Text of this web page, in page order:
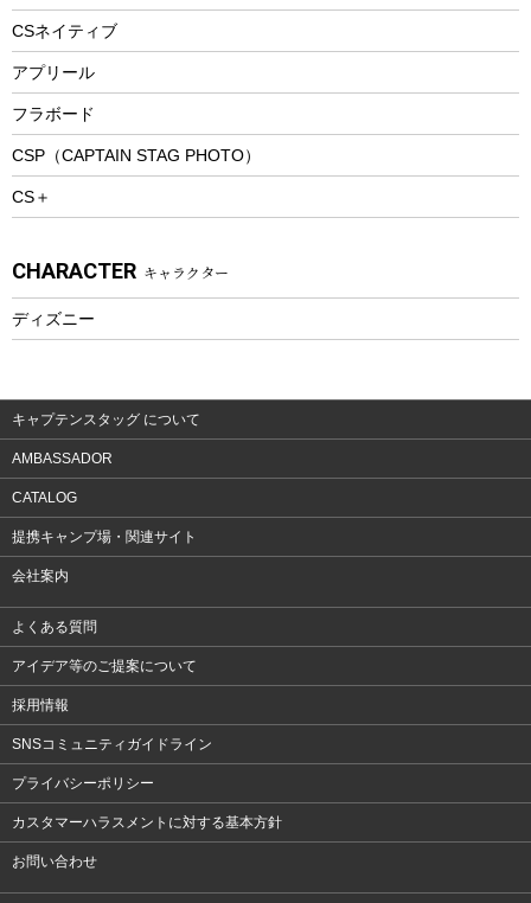
トレッキング
トレッキングステッキ
トレッキングアクセサリー
プレイグッズ
ウェルネス
ウェア、タオル
ウェア
CSネイティブ
アプリール
フラボード
CSP（CAPTAIN STAG PHOTO）
CS＋
CHARACTER キャラクター
ディズニー
キャプテンスタッグ について
AMBASSADOR
CATALOG
提携キャンプ場・関連サイト
会社案内
よくある質問
アイデア等のご提案について
採用情報
SNSコミュニティガイドライン
プライバシーポリシー
カスタマーハラスメントに対する基本方針
お問い合わせ